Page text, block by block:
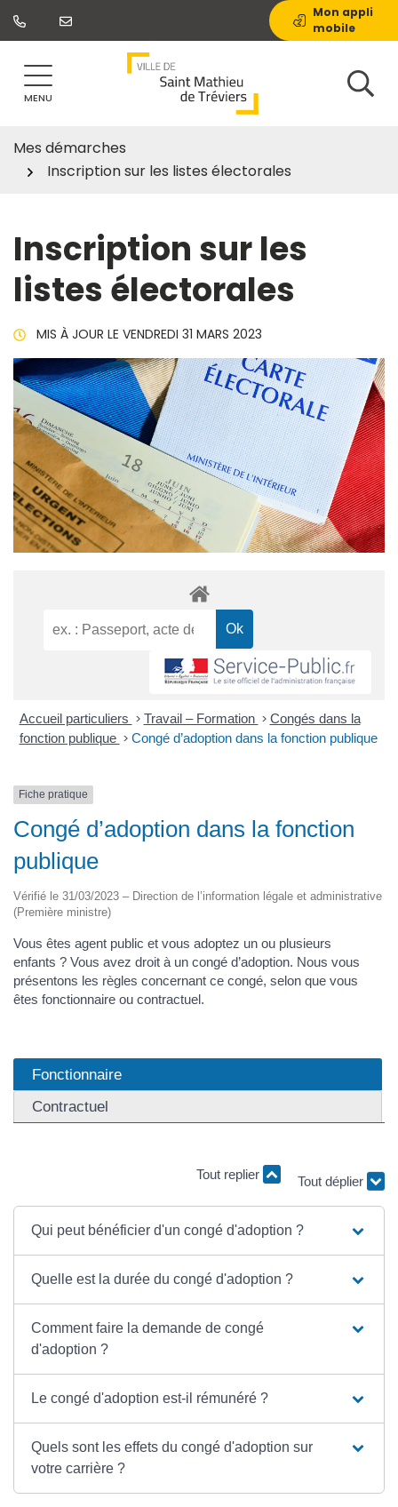
Aller
Mon appli
mobile
MENU
Mes démarches
Inscription sur les listes électorales
Inscription sur les
listes électorales
MIS À JOUR LE VENDREDI 31 MARS 2023
Accueil particuliers > Travail – Formation > Congés dans la
fonction publique > Congé d’adoption dans la fonction publique
Fiche pratique
Congé d’adoption dans la fonction
publique
Vérifié le 31/03/2023 – Direction de l’information légale et administrative
(Première ministre)
Vous êtes agent public et vous adoptez un ou plusieurs
enfants ? Vous avez droit à un congé d’adoption. Nous vous
présentons les règles concernant ce congé, selon que vous
êtes fonctionnaire ou contractuel.
Fonctionnaire
Contractuel
Tout replier
Tout déplier
Qui peut bénéficier d'un congé d'adoption ?
Quelle est la durée du congé d'adoption ?
Comment faire la demande de congé
d'adoption ?
Le congé d'adoption est-il rémunéré ?
Quels sont les effets du congé d'adoption sur
votre carrière ?